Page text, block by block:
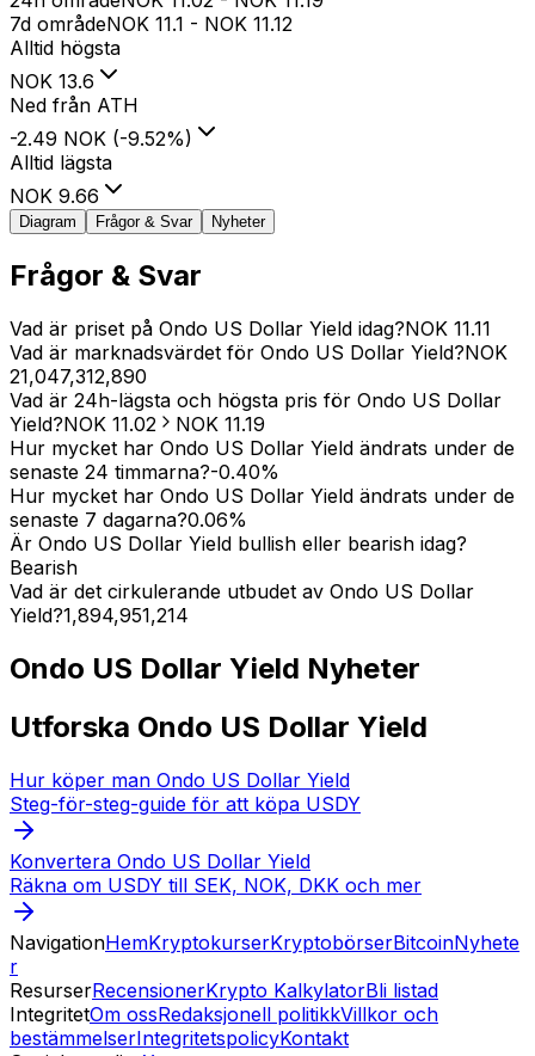
7d områdeNOK 11.1 - NOK 11.12
Alltid högsta
NOK 13.6
Ned från ATH
-2.49 NOK (-9.52%)
Alltid lägsta
NOK 9.66
Diagram Frågor & Svar Nyheter
Frågor & Svar
Vad är priset på Ondo US Dollar Yield idag?NOK 11.11
Vad är marknadsvärdet för Ondo US Dollar Yield?NOK
21,047,312,890
Vad är 24h-lägsta och högsta pris för Ondo US Dollar
Yield?NOK 11.02 NOK 11.19
Hur mycket har Ondo US Dollar Yield ändrats under de
senaste 24 timmarna?-0.40%
Hur mycket har Ondo US Dollar Yield ändrats under de
senaste 7 dagarna?0.06%
Är Ondo US Dollar Yield bullish eller bearish idag?
Bearish
Vad är det cirkulerande utbudet av Ondo US Dollar
Yield?1,894,951,214
Ondo US Dollar Yield Nyheter
Utforska Ondo US Dollar Yield
Hur köper man Ondo US Dollar Yield
Steg-för-steg-guide för att köpa USDY
Konvertera Ondo US Dollar Yield
Räkna om USDY till SEK, NOK, DKK och mer
NavigationHemKryptokurserKryptobörserBitcoinNyhete
r
ResurserRecensionerKrypto KalkylatorBli listad
IntegritetOm ossRedaksjonell politikkVillkor och
bestämmelserIntegritetspolicyKontakt